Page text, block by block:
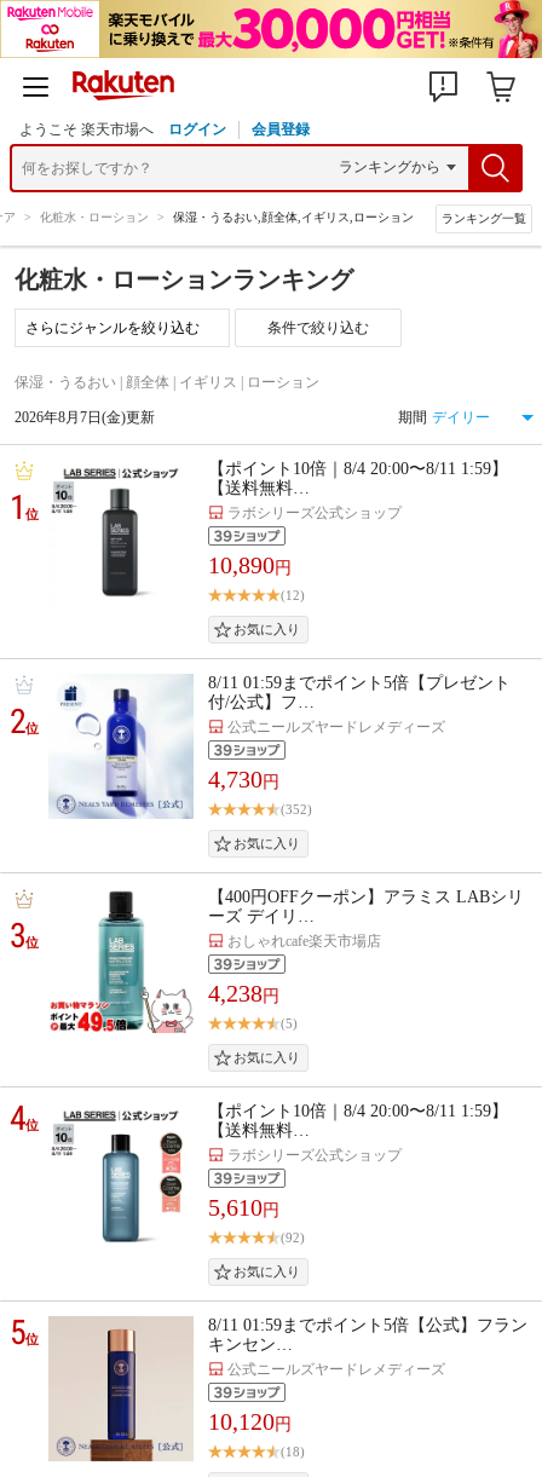
ようこそ 楽天市場へ ログイン 会員登録
ア > 化粧水・ローション > 保湿・うるおい,顔全体,イギリス,ローション ランキング一覧
化粧水・ローションランキング
条件で絞り込む
保湿・うるおい | 顔全体 | イギリス | ローション
2026年8月7日(金)更新 期間
1位
【ポイント10倍｜8/4 20:00〜8/11 1:59】
【送料無料…
ラボシリーズ公式ショップ
10,890円
(12)
2位
8/11 01:59までポイント5倍【プレゼント
付/公式】フ…
公式ニールズヤードレメディーズ
4,730円
(352)
3位
【400円OFFクーポン】アラミス LABシリ
ーズ デイリ…
おしゃれcafe楽天市場店
4,238円
(5)
4位
【ポイント10倍｜8/4 20:00〜8/11 1:59】
【送料無料…
ラボシリーズ公式ショップ
5,610円
(92)
5位
8/11 01:59までポイント5倍【公式】フラン
キンセン…
公式ニールズヤードレメディーズ
10,120円
(18)